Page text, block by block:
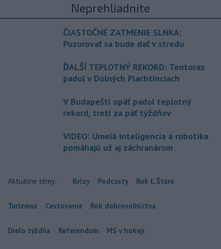
Neprehliadnite
ČIASTOČNÉ ZATMENIE SLNKA:
Pozorovať sa bude dať v stredu
ĎALŠÍ TEPLOTNÝ REKORD: Tentoraz
padol v Dolných Plachtinciach
V Budapešti opäť padol teplotný
rekord, tretí za päť týždňov
VIDEO: Umelá inteligencia a robotika
pomáhajú už aj záchranárom
Aktuálne témy: Kvízy Podcasty Rok Ľ.Štúra
Turizmus Cestovanie Rok dobrovoľníctva
Dielo týždňa Referendum MS v hokeji